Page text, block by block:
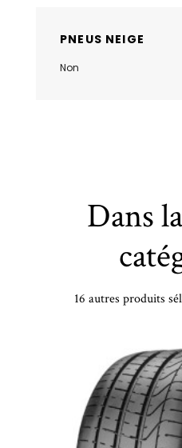
PNEUS NEIGE
Non
Dans
16 autres produits